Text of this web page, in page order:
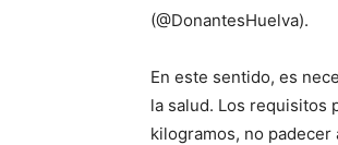
(@DonantesHuelva).
En este sentido, es
la salud. Los requisitos
kilogramos, no